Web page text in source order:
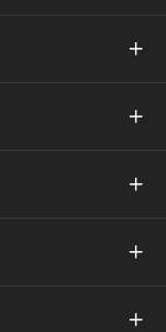




